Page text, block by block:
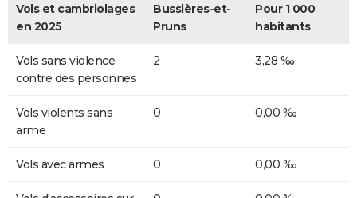
Vols et cambriolages
en 2025
Bussières-et-
Pruns
Pour 1 000
habitants
Vols sans violence
contre des personnes
2 3,28 ‰
Vols violents sans
arme
0 0,00 ‰
Vols avec armes 0 0,00 ‰